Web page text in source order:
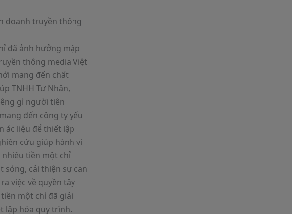
doanh truyền thông
đã ảnh hưởng mập
thông media Việt
mang đến chất
TNHH Tư Nhân,
gì người tiên
đến công ty yếu
ác liệu để thiết lập
cứu giúp hành vi
nhiêu tiền một chỉ
sóng, cải thiện sự can
việc về quyền tây
một chỉ đã giải
lập hóa quy trình.